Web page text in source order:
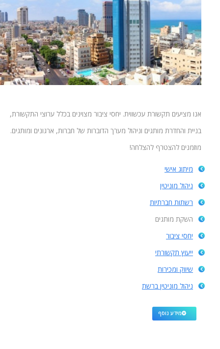
אנו מציעים תקשורת עכשווית. יחסי ציבור מצוינים בכלל ערוצי התקשורת,
בניית והחדרת מותגים וניהול מערך הדוברות של חברות, ארגונים ומותגים.
מוזמנים להצטרף להצלחה!
מיתוג אישי
ניהול מוניטין
רשתות חברתיות
השקת מותגים
יחסי ציבור
ייעוץ תקשורתי
שיווק ומכירות
ניהול מוניטין ברשת
מידע נוסף